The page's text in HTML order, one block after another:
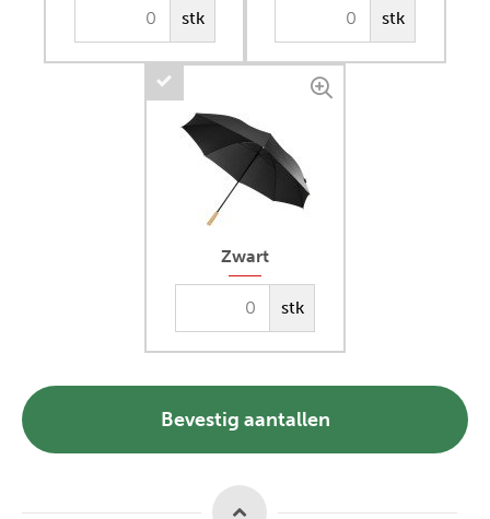
stk stk
Zwart
stk
Bevestig aantallen